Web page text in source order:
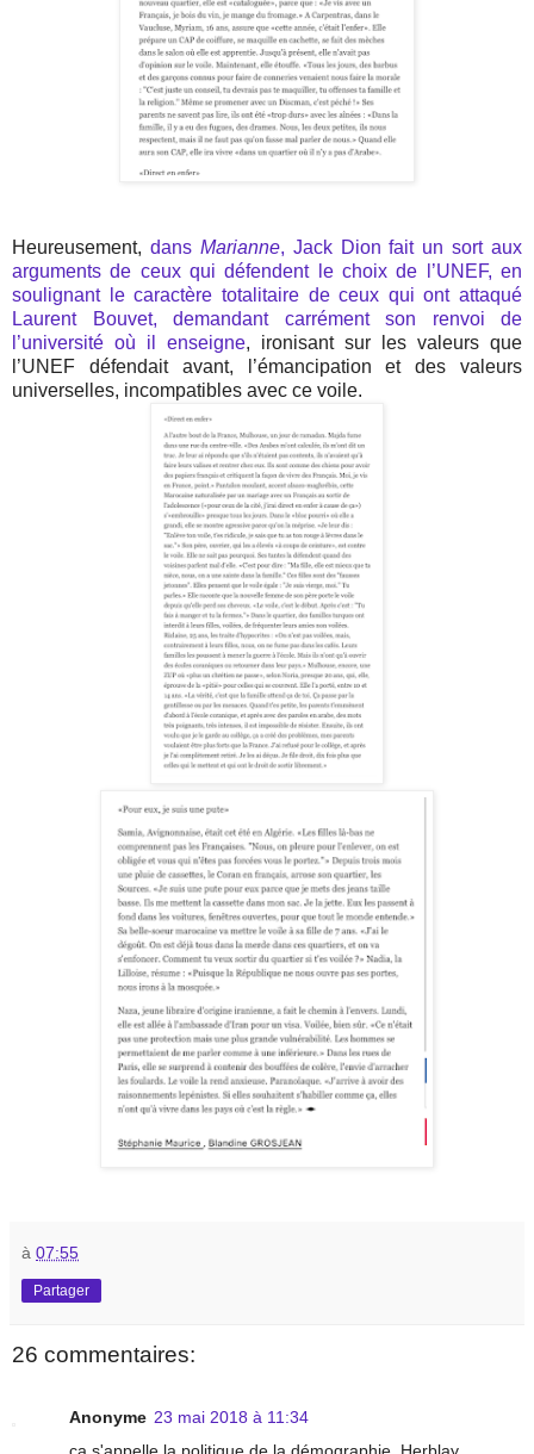
Heureusement, dans Marianne, Jack Dion fait un sort aux
arguments de ceux qui défendent le choix de l’UNEF, en
soulignant le caractère totalitaire de ceux qui ont attaqué
Laurent Bouvet, demandant carrément son renvoi de
l’université où il enseigne, ironisant sur les valeurs que
l’UNEF défendait avant, l’émancipation et des valeurs
universelles, incompatibles avec ce voile.
à 07:55
Partager
26 commentaires:
Anonyme 23 mai 2018 à 11:34
ça s'appelle la politique de la démographie, Herblay.